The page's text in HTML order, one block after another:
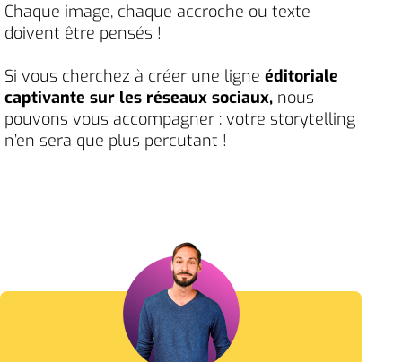
Chaque image, chaque accroche ou texte
doivent être pensés !
Si vous cherchez à créer une ligne éditoriale
captivante sur les réseaux sociaux, nous
pouvons vous accompagner : votre storytelling
n’en sera que plus percutant !